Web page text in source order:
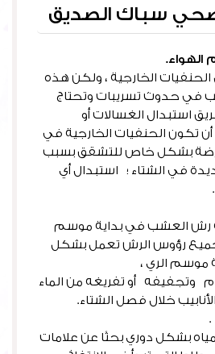
سباك الصديق
الحنفيات الخارجية ، ولكن هذه
في حدوث تسريبات وتحتاج
استبدال الغسالات أو
تكون الحنفيات الخارجية في
عرضة بشكل خاص للتشقق بسبب
في الشتاء ؛ استبدال أي
العشب في بداية موسم
جميع رؤوس الرش تعمل بشكل
الري ،
أو تفريغه من الماء
خلال فصل الشتاء.
.
بشكل دوري بحثًا عن علامات